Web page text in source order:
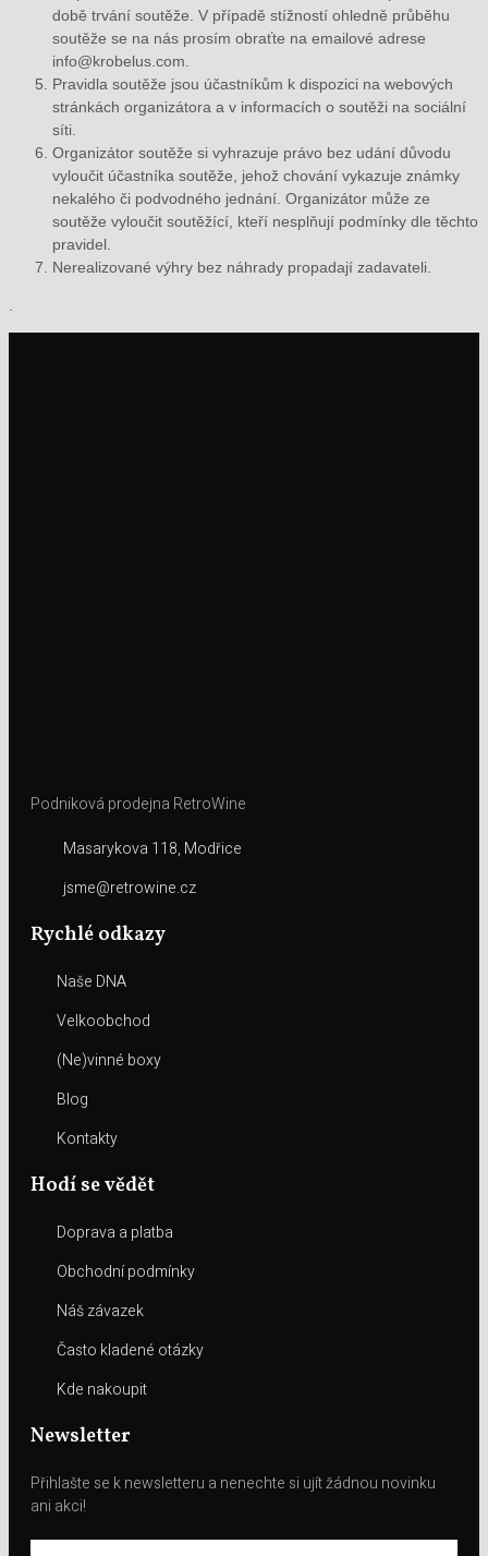
době trvání soutěže. V případě stížností ohledně průběhu
soutěže se na nás prosím obraťte na emailové adrese
info@krobelus.com.
Pravidla soutěže jsou účastníkům k dispozici na webových
stránkách organizátora a v informacích o soutěži na sociální
síti.
Organizátor soutěže si vyhrazuje právo bez udání důvodu
vyloučit účastníka soutěže, jehož chování vykazuje známky
nekalého či podvodného jednání. Organizátor může ze
soutěže vyloučit soutěžící, kteří nesplňují podmínky dle těchto
pravidel.
Nerealizované výhry bez náhrady propadají zadavateli.
Podniková prodejna RetroWine
Masarykova 118, Modřice
jsme@retrowine.cz
Rychlé odkazy
Naše DNA
Velkoobchod
(Ne)vinné boxy
Blog
Kontakty
Hodí se vědět
Doprava a platba
Obchodní podmínky
Náš závazek
Často kladené otázky
Kde nakoupit
Newsletter
Přihlašte se k newsletteru a nenechte si ujít žádnou novinku
ani akci!